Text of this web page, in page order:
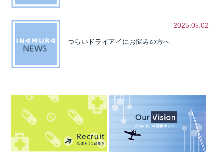
2025.05.02
つらいドライアイにお悩みの方へ